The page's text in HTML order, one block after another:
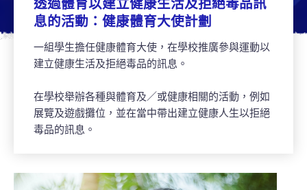
透過體育以建立健康生活及拒絕毒品訊
息的活動：健康體育大使計劃
一組學生擔任健康體育大使，在學校推廣參與運動以
建立健康生活及拒絕毒品的訊息。
在學校舉辦各種與體育及／或健康相關的活動，例如
展覽及遊戲攤位，並在當中帶出建立健康人生以拒絕
毒品的訊息。